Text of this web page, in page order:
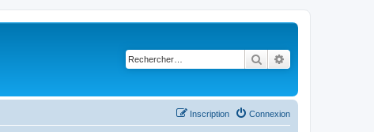
Rechercher
Connexion
Inscription